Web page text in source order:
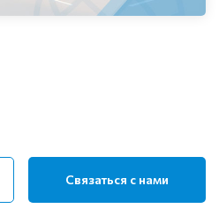
Связаться с нами